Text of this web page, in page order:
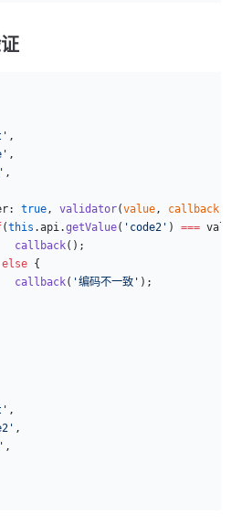
,
,
,
true , validator(value , callback
(this .api.getValue( 'code2' ) === value)
callback
();
else {
callback
( '编码不一致' );
,
,
,